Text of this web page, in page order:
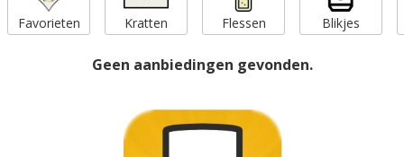
Favorieten Kratten Flessen Blikjes
Geen aanbiedingen gevonden.